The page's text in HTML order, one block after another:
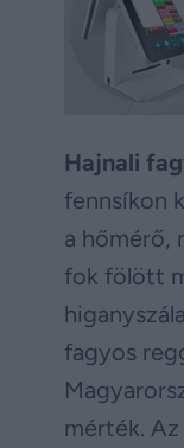
Hajnali
fennsíkon
a hőmérő,
fok fölött
fagyos
mérték. Az